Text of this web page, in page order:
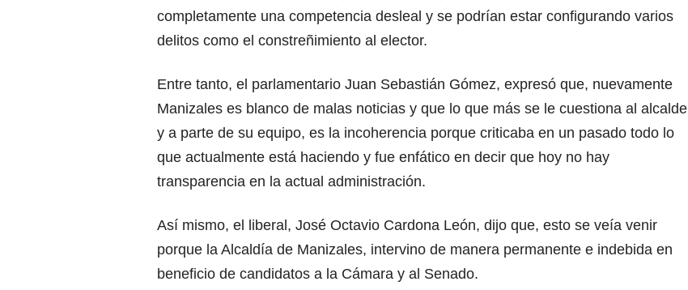
completamente una competencia desleal y se podrían estar configurando varios
delitos como el constreñimiento al elector.
Entre tanto, el parlamentario Juan Sebastián Gómez, expresó que, nuevamente
Manizales es blanco de malas noticias y que lo que más se le cuestiona al alcalde
y a parte de su equipo, es la incoherencia porque criticaba en un pasado todo lo
que actualmente está haciendo y fue enfático en decir que hoy no hay
transparencia en la actual administración.
Así mismo, el liberal, José Octavio Cardona León, dijo que, esto se veía venir
porque la Alcaldía de Manizales, intervino de manera permanente e indebida en
beneficio de candidatos a la Cámara y al Senado.